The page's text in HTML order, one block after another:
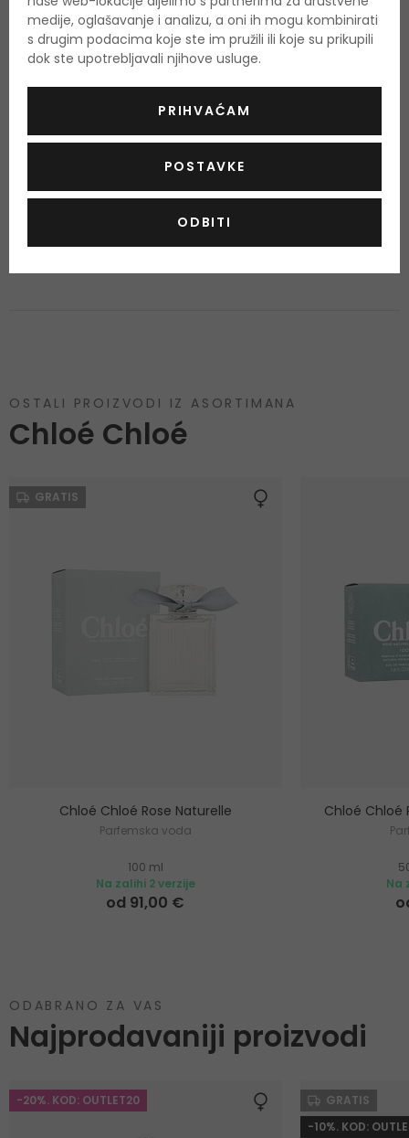
Upozorenje:Zapaljivo! Nemojte ga koristiti u blizini vatre! Ne
nanositi blizu očiju ili nadražene i osjetljive kože. Rok trajanja
nakon otvaranja označen je na ambalaži.
Vas da nam pošaljete e-mail i mi ćemo vam poslati sliku
proizvoda sa prikazanim sastojcima. Proizvođači redovito
mijenjaju sastojke i često nas čak i ne informiraju o tome. Na
ovaj način, pobrinut ćemo se da zaprimite aktualni i ažurirani
popis sastojaka.
OSTALI PROIZVODI IZ ASORTIMANA
Chloé Chloé
GRATIS
Chloé Chloé Rose Naturelle
Parfemska voda
100 ml
Na zalihi 2 verzije
od 91,00 €
Chloé Chloé
Na
ODABRANO ZA VAS
Najprodavaniji proizvodi
-20%. KOD: OUTLET20
GRATIS
-10%. KOD:
medije, oglašavanje i analizu, a oni ih mogu kombinirati
s drugim podacima koje ste im pružili ili koje su prikupili
dok ste upotrebljavali njihove usluge.
PRIHVAĆAM
POSTAVKE
ODBITI